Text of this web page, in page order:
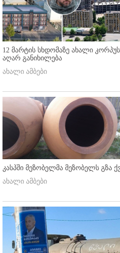
12 მარტის სხდომაზე ახალი
აღარ განიხილება
ახალი ამბები
კასპში მეზობელმა მეზობელს გზა
ახალი ამბები